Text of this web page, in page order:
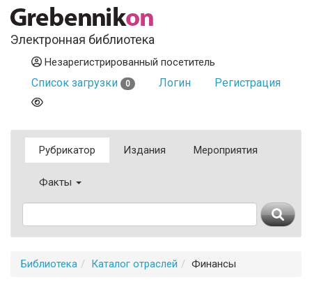
Электронная библиотека
Незарегистрированный посетитель
Список загрузки 0 Логин Регистрация
Рубрикатор Издания Мероприятия
Факты
Библиотека Каталог отраслей Финансы